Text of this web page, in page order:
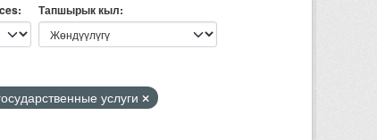
Тапшырык кыл
услуги